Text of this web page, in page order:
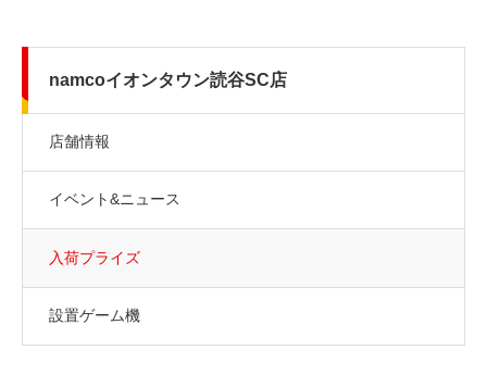
namcoイオンタウン読谷SC店
店舗情報
イベント&ニュース
入荷プライズ
設置ゲーム機